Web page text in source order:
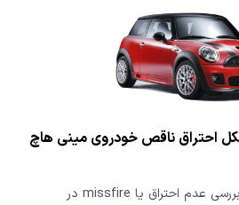
احتراق ناقص خودروی مینی هاچ
در فیلم پیش رو نحوه ی بررسی عدم احتراق یا missfire در